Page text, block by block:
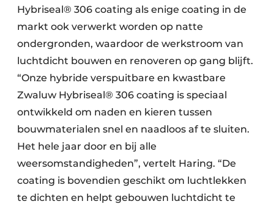
Hybriseal® 306 coating als enige coating in de
markt ook verwerkt worden op natte
ondergronden, waardoor de werkstroom van
luchtdicht bouwen en renoveren op gang blijft.
“Onze hybride verspuitbare en kwastbare
Zwaluw Hybriseal® 306 coating is speciaal
ontwikkeld om naden en kieren tussen
bouwmaterialen snel en naadloos af te sluiten.
Het hele jaar door en bij alle
weersomstandigheden”, vertelt Haring. “De
coating is bovendien geschikt om luchtlekken
te dichten en helpt gebouwen luchtdicht te